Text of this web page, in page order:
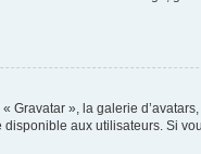
Gravatar », la galerie
aux utilisateurs. Si